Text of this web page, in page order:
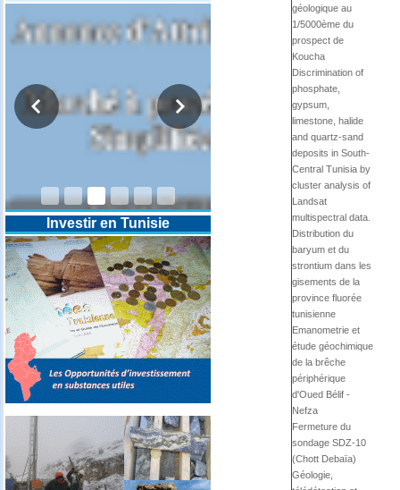
DESIGNATION D’UN REVISEUR
EXERCICES 2025-2026-2027
Investir en Tunisie
géologique au
1/5000ème du
prospect de
Koucha
Discrimination of
phosphate,
gypsum,
limestone, halide
and quartz-sand
deposits in South-
Central Tunisia by
cluster analysis of
Landsat
multispectral data.
Distribution du
baryum et du
strontium dans les
gisements de la
province fluorée
tunisienne
Emanometrie et
étude géochimique
de la brêche
périphérique
d'Oued Bélif -
Nefza
Fermeture du
sondage SDZ-10
(Chott Debaïa)
Géologie,